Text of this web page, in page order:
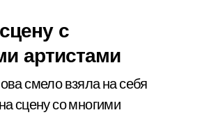
с
артистами
смело взяла на себя
сцену со многими